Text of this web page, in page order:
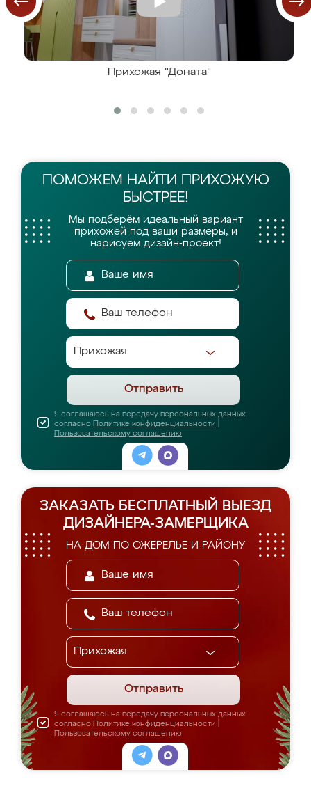
Прихожая "Доната"
ПОМОЖЕМ НАЙТИ
ПРИХОЖУЮ
БЫСТРЕЕ!
Мы подберём идеальный вариант
прихожей под ваши размеры, и
нарисуем дизайн-проект!
Отправить
Я соглашаюсь на передачу персональных данных
согласно Политике конфиденциальности
Пользовательскому соглашению
ЗАКАЗАТЬ БЕСПЛАТНЫЙ ВЫЕЗД
ДИЗАЙНЕРА-ЗАМЕРЩИКА
НА ДОМ ПО ОЖЕРЕЛЬЕ И РАЙОНУ
Отправить
Я соглашаюсь на передачу персональных данных
согласно Политике конфиденциальности
Пользовательскому соглашению